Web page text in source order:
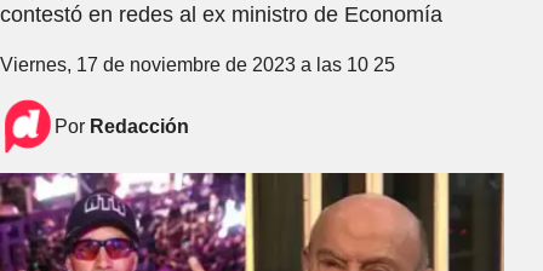
contestó en redes al ex ministro de Economía
Viernes, 17 de noviembre de 2023 a las 10 25
Por Redacción